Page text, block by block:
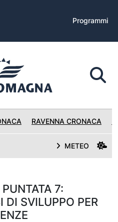
Programmi
RAVENNA CRONACA
METEO
7:
DI SVILUPPO PER